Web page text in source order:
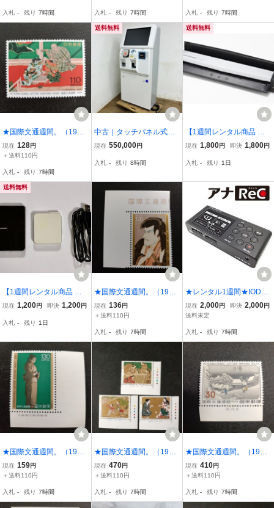
和切手。切手。
入札 - 残り 7時間
手。平成切手。切手。
入札 - 残り 7時間
週間。記念切手。平成切
手。切手。
入札 - 残り 7時間
★国際文通週間。（1994
年）。平成6年。美品。士
女遊楽図屏風。「将
手。平成切手。切手。
現在 128円
＋送料110円
入札 - 残り 7時間
送料無料
中古｜タッチパネル式券
売機 VT-T20 GLORY グロ
応 食券機 業務用 厨房機
現在 550,000円
入札 - 残り 8時間
送料無料
【1週間レンタル商品 返
送料無料】富士通 ScanS
タブルスキャナー
現在 1,800円 即決 1,800円
入札 - 残り 1日
送料無料
【1週間レンタル商品 返
送料無料】 ELECOM エ
ー LDT-MRC02 スマホ画
に表示
現在 1,200円 即決 1,200円
入札 - 残り 1日
★国際文通週間。（1988
年）。昭和63年。美品。
歌川豊国画。「三世市川
文通週間。記念切手。昭
現在 136円
＋送料110円
入札 - 残り 7時間
★レンタル1週間★IODAT
A ビデオキャプチャー
「アナレコ」GV-SDREC
現在 2,000円 即決 2,000円
送料未定
入札 - 残り 7時間
★国際文通週間。（1982
年）。昭和57年。美品。
平田郷陽画「遊楽」。文
切手。切手。
現在 159円
＋送料110円
入札 - 残り 7時間
★国際文通週間。（1995
年）。平成7年。美品。3
点set。貝あわせ、羽根つ
記念切手。平成切手。切
現在 470円
＋送料110円
入札 - 残り 7時間
★国際文通週間。（1960
年）。昭和35年。美品。
広重画「東海道五十三
記念切手。昭和切手。切
現在 410円
＋送料110円
入札 - 残り 7時間